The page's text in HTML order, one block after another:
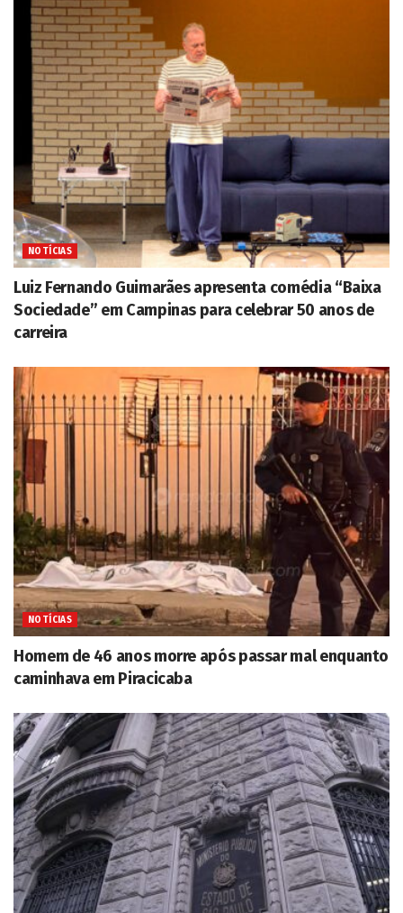
NOTÍCIAS
Luiz Fernando Guimarães apresenta comédia “Baixa
Sociedade” em Campinas para celebrar 50 anos de
carreira
NOTÍCIAS
Homem de 46 anos morre após passar mal enquanto
caminhava em Piracicaba